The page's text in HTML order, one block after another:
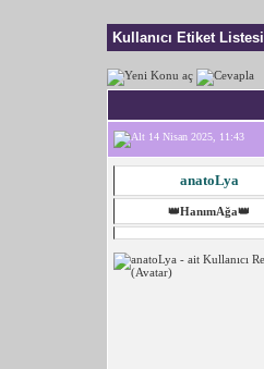
Kullanıcı Etiket Listesi
14 Nisan 2025, 11:43
anatoLya
👑HanımAğa👑